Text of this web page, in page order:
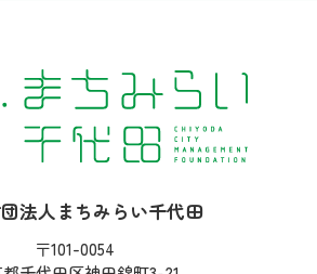
社名：
法人まちみらい千代田
住所：
〒101-0054